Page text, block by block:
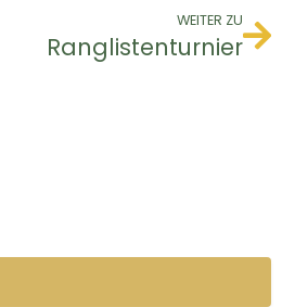
WEITER ZU
Ranglistenturnier